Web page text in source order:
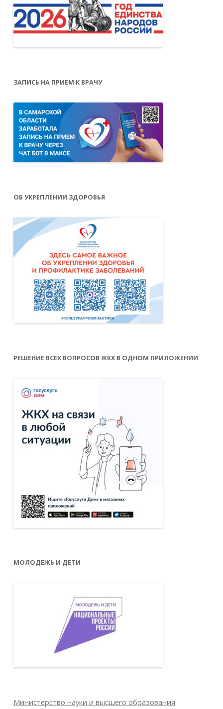
ЗАПИСЬ НА ПРИЕМ К ВРАЧУ
ОБ УКРЕПЛЕНИИ ЗДОРОВЬЯ
РЕШЕНИЕ ВСЕХ ВОПРОСОВ ЖКХ В ОДНОМ ПРИЛОЖЕНИИ
МОЛОДЕЖЬ И ДЕТИ
Министерство науки и высшего образования